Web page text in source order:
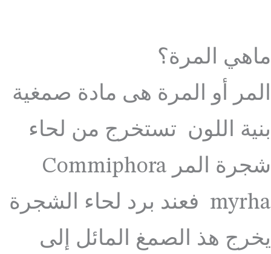
ماهي المرة؟
المر أو المرة هى مادة صمغية
بنية اللون تستخرج من لحاء
شجرة المر Commiphora
myrha فعند برد لحاء الشجرة
يخرج هذ الصمغ المائل إلى